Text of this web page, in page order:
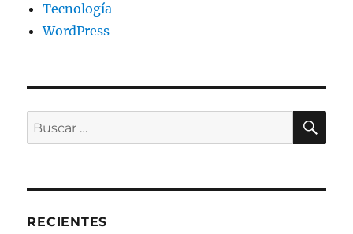
Tecnología
WordPress
Buscar
por:
RECIENTES